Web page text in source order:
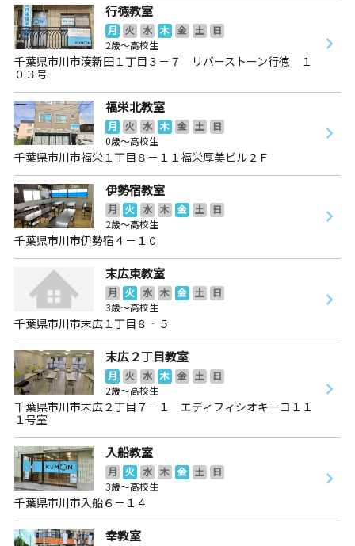
行徳教室
月 火 水 木 金 土
日
2歳～高校生
千葉県市川市湊新田１丁目３－７ リバーストーン行徳 １
０３号
福栄北教室
月 火 水 木 金 土
日
0歳～高校生
千葉県市川市福栄１丁目８－１１福栄厚美ビル２Ｆ
伊勢宿教室
月 火 水 木 金 土
日
2歳～高校生
千葉県市川市伊勢宿４－１０
末広東教室
月 火 水 木 金 土
日
3歳～高校生
千葉県市川市末広１丁目８‐５
末広２丁目教室
月 火 水 木 金 土
日
2歳～高校生
千葉県市川市末広２丁目７－１ エディフィシオキーヨ１１
１号室
入船教室
月 火 水 木 金 土
日
3歳～高校生
千葉県市川市入船６－１４
幸教室